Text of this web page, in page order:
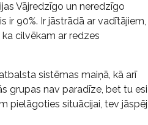
Vājredzīgo un neredzīgo
ir 90%. Ir jāstrādā ar vadītājiem,
cilvēkam ar redzes
sistēmas maiņā, kā arī
grupas nav paradīze, bet tu esi
pielāgoties situācijai, tev jāspēj